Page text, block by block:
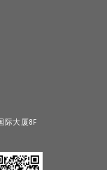
际大厦8F